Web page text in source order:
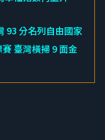
93 分名列自由國家
臺灣橫掃 9 面金